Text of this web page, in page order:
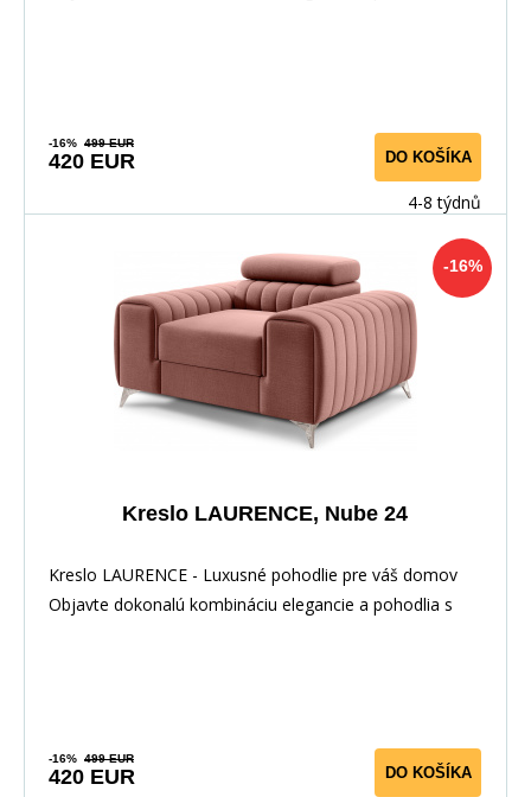
-16% 499 EUR
420 EUR DO KOŠÍKA
4-8 týdnů
-16%
Kreslo LAURENCE, Nube 24
Kreslo LAURENCE - Luxusné pohodlie pre váš domov
Objavte dokonalú kombináciu elegancie a pohodlia s
-16% 499 EUR
420 EUR DO KOŠÍKA